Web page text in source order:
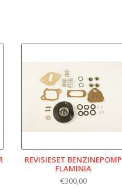
REVISIESET BENZINEPOMP
FLAMINIA
€300,00